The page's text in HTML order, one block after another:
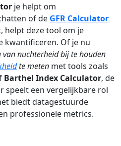
je helpt om
of de GFR Calculator
helpt deze tool om je
kwantificeren. Of je nu
nuchterheid bij te houden
te meten met tools zoals
Barthel Index Calculator, de
speelt een vergelijkbare rol
biedt datagestuurde
professionele metrics.